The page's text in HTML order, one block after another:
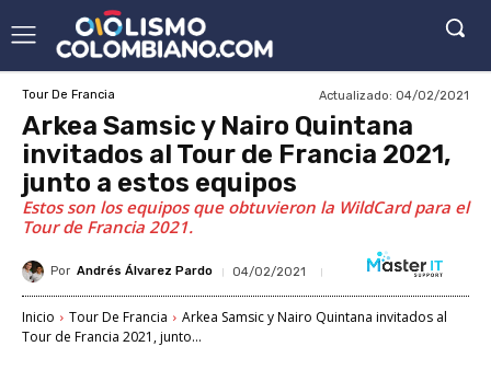
Tour De Francia Actualizado: 04/02/2021
Arkea Samsic y Nairo Quintana
invitados al Tour de Francia 2021,
junto a estos equipos
Estos son los equipos que obtuvieron la WildCard para el
Tour de Francia 2021.
Por Andrés Álvarez Pardo 04/02/2021
Inicio Tour De Francia
Arkea Samsic y Nairo Quintana invitados al
Tour de Francia 2021, junto...